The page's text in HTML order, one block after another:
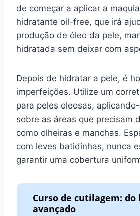
de começar a aplicar a
hidratante oil-free, que irá
produção de óleo da pele,
hidratada sem deixar com
Depois de hidratar a pele, é
imperfeições. Utilize um
para peles oleosas,
sobre as áreas que precisam
como olheiras e manchas.
com leves batidinhas, nunca
garantir uma cobertura
Curso de cutilagem: do
avançado